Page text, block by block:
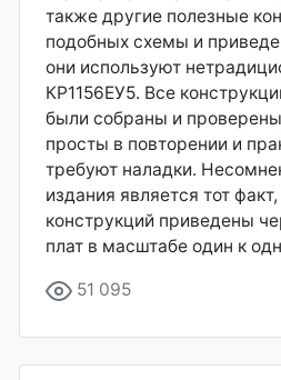
также другие полезные
подобных схемы и
они используют
КР1156ЕУ5. Все
были собраны и
просты в повторении и
требуют наладки.
издания является тот
конструкций приведены
плат в масштабе один к
51 095